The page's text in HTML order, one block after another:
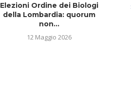
Elezioni Ordine dei Biologi
della Lombardia: quorum
non...
12 Maggio 2026